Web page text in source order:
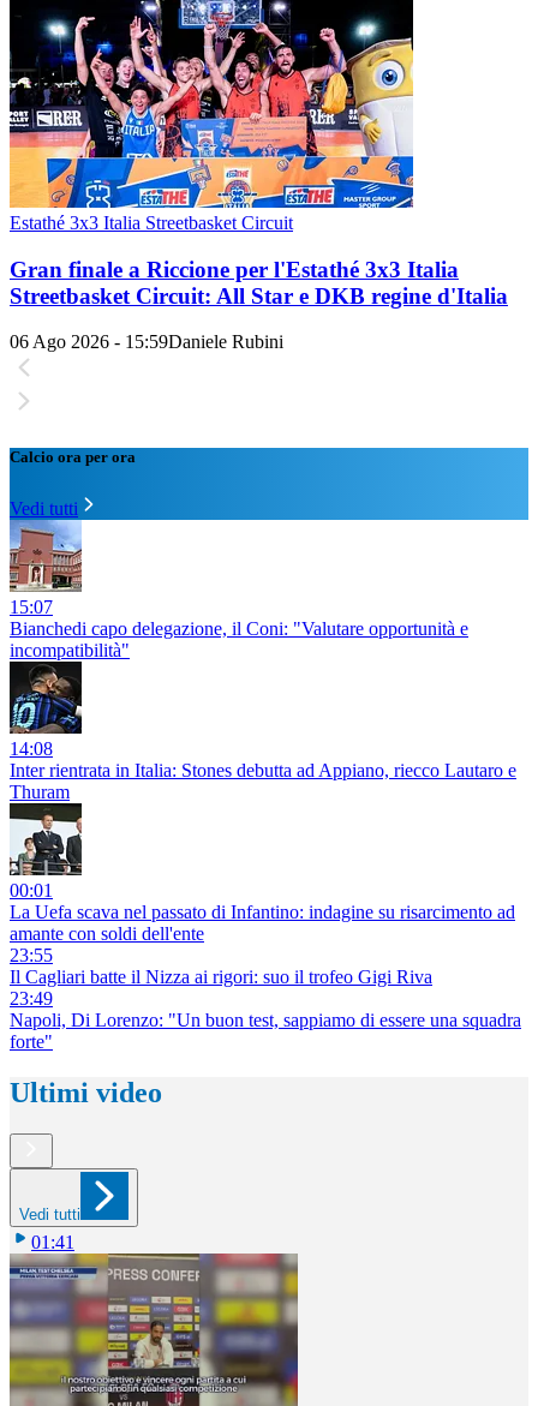
Estathé 3x3 Italia Streetbasket Circuit
Gran finale a Riccione per l'Estathé 3x3 Italia
Streetbasket Circuit: All Star e DKB regine d'Italia
06 Ago 2026 - 15:59Daniele Rubini
Calcio ora per ora
Vedi tutti
15:07
Bianchedi capo delegazione, il Coni: "Valutare opportunità e
incompatibilità"
14:08
Inter rientrata in Italia: Stones debutta ad Appiano, riecco Lautaro e
Thuram
00:01
La Uefa scava nel passato di Infantino: indagine su risarcimento ad
amante con soldi dell'ente
23:55
Il Cagliari batte il Nizza ai rigori: suo il trofeo Gigi Riva
23:49
Napoli, Di Lorenzo: "Un buon test, sappiamo di essere una squadra
forte"
Ultimi video
Vedi tutti
01:41